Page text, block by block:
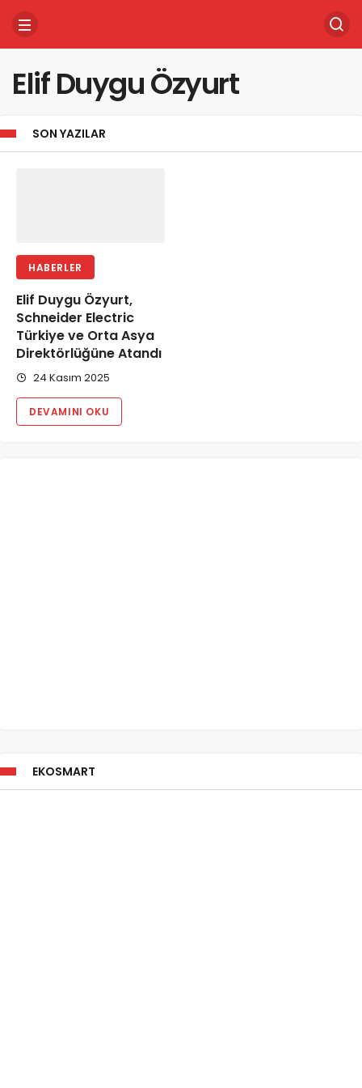
Elif Duygu Özyurt
SON YAZILAR
HABERLER
Elif Duygu Özyurt,
Schneider Electric
Türkiye ve Orta Asya
Direktörlüğüne Atandı
24 Kasım 2025
DEVAMINI OKU
EKOSMART